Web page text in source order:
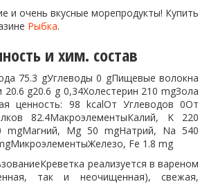
и очень вкусные морепродукты! Купить
Рыбка.
и хим. состав
75.3 gУглеводы 0 gПищевые волокна
g20.6 g 0,34Холестерин 210 mgЗола
ценность: 98 kcalОт Углеводов 0От
82.4МакроэлементыКалий, K 220
mgМагний, Mg 50 mgНатрий, Na 540
Fe 1.8 mg
реализуется в вареном
так и неочищенная), свежая,